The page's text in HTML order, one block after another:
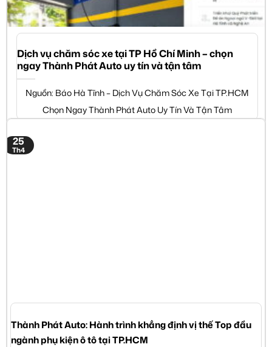
Dịch vụ chăm sóc xe tại TP Hồ Chí Minh – chọn
ngay Thành Phát Auto uy tín và tận tâm
Nguồn: Báo Hà Tĩnh – Dịch Vụ Chăm Sóc Xe Tại TP.HCM
Chọn Ngay Thành Phát Auto Uy Tín Và Tận Tâm
Thành Phát Auto: Hành trình khẳng định vị thế Top đầu
ngành phụ kiện ô tô tại TP.HCM
25
Th4